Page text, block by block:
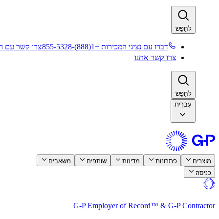
לְחַפֵּשׂ​​
דברו עם נציגי המכירות +1(888)-855-5328​​
צרו קשר עם
צרו קשר אתנו​​
לְחַפֵּשׂ​​
עִברִית
מוצרים​​ פתרונות​​ מדינות​​ שותפים​​
משאבים​​
כניסה​​
G-P Employer of Record™ & G-P Contractor​​